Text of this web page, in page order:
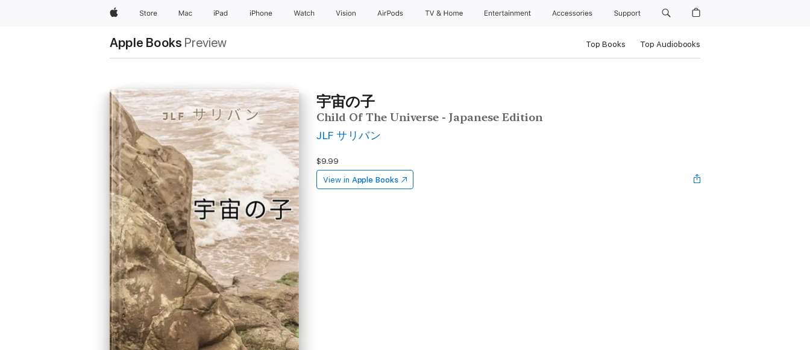
AppleStore Mac iPad iPhone Watch Vision AirPods TV & Home Entertainment Accessories Support
Apple Books Preview Top Books Top Audiobooks
宇宙の子
Child Of The Universe - Japanese Edition
JLF サリバン
$9.99
View in Apple Books